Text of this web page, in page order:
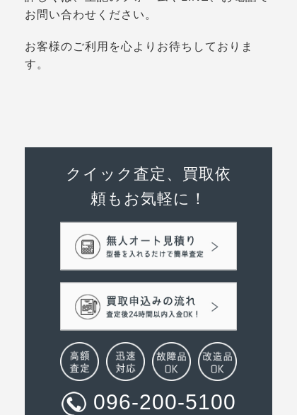
お問い合わせください。
お客様のご利用を心よりお待ちしておりま
す。
クイック査定、買取依
頼もお気軽に！
096-200-5100